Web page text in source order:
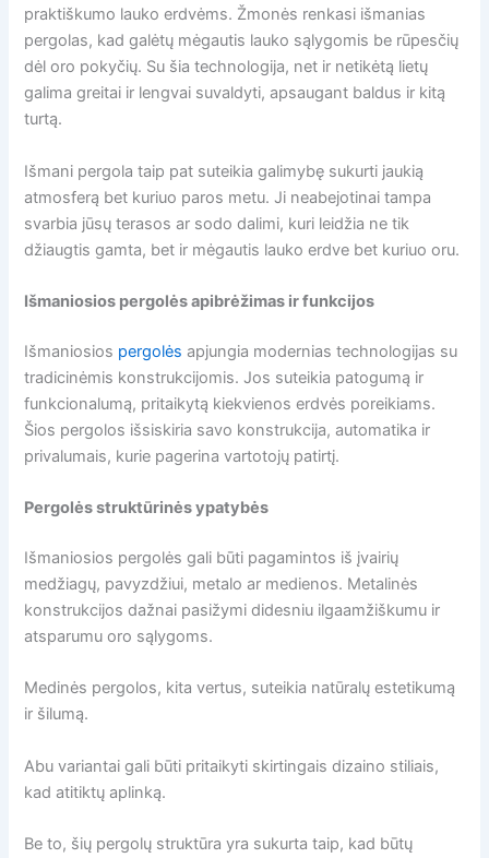
praktiškumo lauko erdvėms. Žmonės renkasi išmanias
pergolas, kad galėtų mėgautis lauko sąlygomis be rūpesčių
dėl oro pokyčių. Su šia technologija, net ir netikėtą lietų
galima greitai ir lengvai suvaldyti, apsaugant baldus ir kitą
turtą.
Išmani pergola taip pat suteikia galimybę sukurti jaukią
atmosferą bet kuriuo paros metu. Ji neabejotinai tampa
svarbia jūsų terasos ar sodo dalimi, kuri leidžia ne tik
džiaugtis gamta, bet ir mėgautis lauko erdve bet kuriuo oru.
Išmaniosios pergolės apibrėžimas ir funkcijos
Išmaniosios pergolės apjungia modernias technologijas su
tradicinėmis konstrukcijomis. Jos suteikia patogumą ir
funkcionalumą, pritaikytą kiekvienos erdvės poreikiams.
Šios pergolos išsiskiria savo konstrukcija, automatika ir
privalumais, kurie pagerina vartotojų patirtį.
Pergolės struktūrinės ypatybės
Išmaniosios pergolės gali būti pagamintos iš įvairių
medžiagų, pavyzdžiui, metalo ar medienos. Metalinės
konstrukcijos dažnai pasižymi didesniu ilgaamžiškumu ir
atsparumu oro sąlygoms.
Medinės pergolos, kita vertus, suteikia natūralų estetikumą
ir šilumą.
Abu variantai gali būti pritaikyti skirtingais dizaino stiliais,
kad atitiktų aplinką.
Be to, šių pergolų struktūra yra sukurta taip, kad būtų